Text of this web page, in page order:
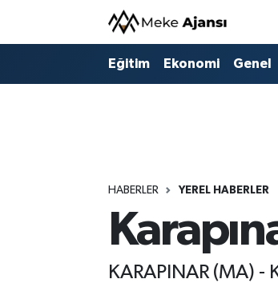
Eğitim Ekonomi Genel
HABERLER YEREL HABERLER
KARAPINAR (MA)
Nöbetçi Eczaneler
Trafik Durumu
Süper Lig Puan Durumu ve Fikstür
Tüm Manşetler